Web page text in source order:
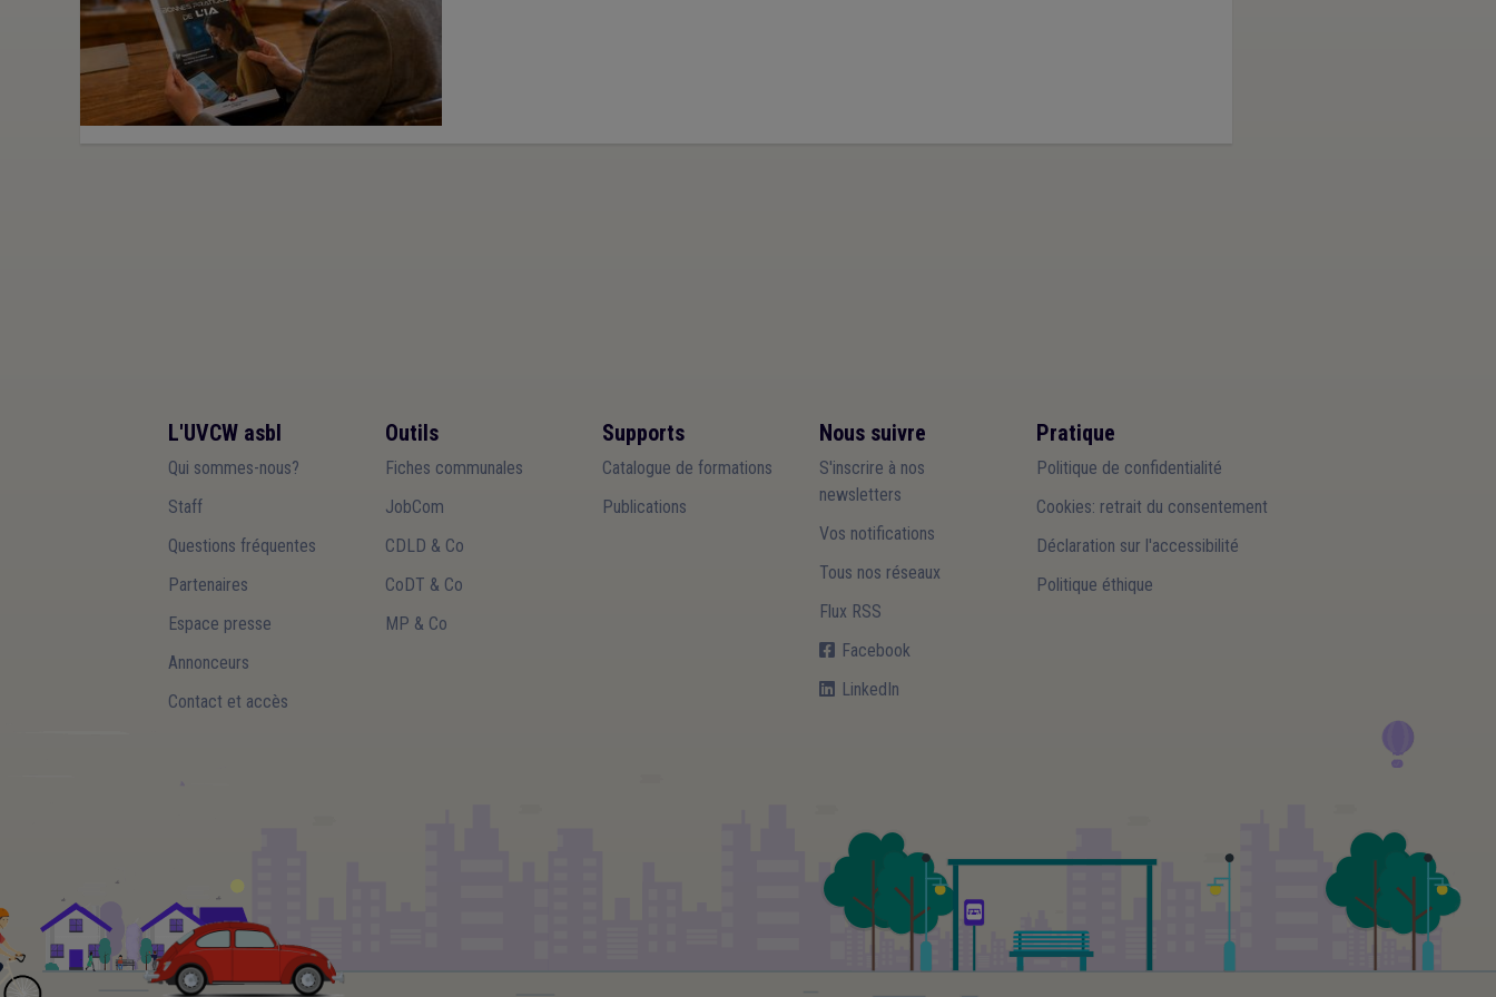
L'UVCW asbl
Qui sommes-nous?
Staff
Questions fréquentes
Partenaires
Espace presse
Annonceurs
Contact et accès
Outils
Fiches communales
JobCom
CDLD & Co
CoDT & Co
MP & Co
Supports
Catalogue de formations
Publications
Nous suivre
S'inscrire à nos
newsletters
Vos notifications
Tous nos réseaux
Flux RSS
Facebook
LinkedIn
Pratique
Politique de confidentialité
Cookies: retrait du consentement
Déclaration sur l'accessibilité
Politique éthique